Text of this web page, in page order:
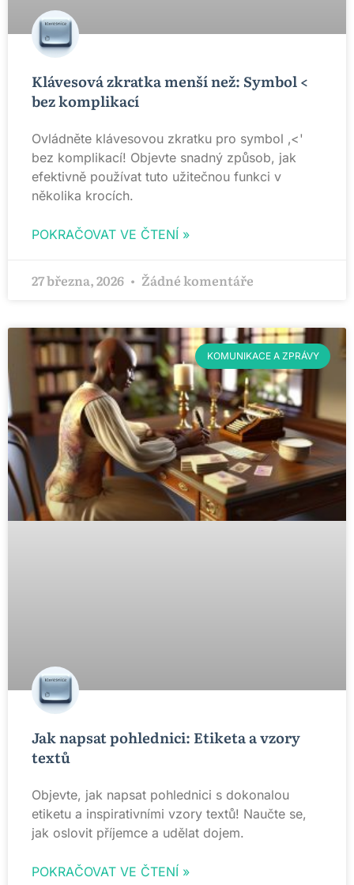
Klávesová zkratka menší než: Symbol <
bez komplikací
Ovládněte klávesovou zkratku pro symbol ‚<'
bez komplikací! Objevte snadný způsob, jak
efektivně používat tuto užitečnou funkci v
několika krocích.
POKRAČOVAT VE ČTENÍ »
27 března, 2026 Žádné komentáře
KOMUNIKACE A ZPRÁVY
Jak napsat pohlednici: Etiketa a vzory
textů
Objevte, jak napsat pohlednici s dokonalou
etiketu a inspirativními vzory textů! Naučte se,
jak oslovit příjemce a udělat dojem.
POKRAČOVAT VE ČTENÍ »